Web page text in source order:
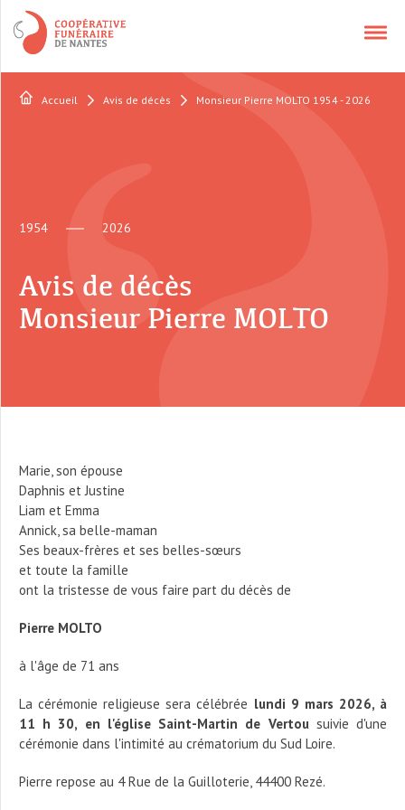
NOS SERVICES
CONTACT
QUI SOMMES-NOUS ?
Accueil Avis de décès Monsieur Pierre MOLTO 1954 - 2026
1954 2026
Avis de décès
Monsieur Pierre MOLTO
Marie, son épouse
Daphnis et Justine
Liam et Emma
Annick, sa belle-maman
Ses beaux-frères et ses belles-sœurs
et toute la famille
ont la tristesse de vous faire part du décès de
Pierre MOLTO
à l'âge de 71 ans
La cérémonie religieuse sera célébrée lundi 9 mars 2026, à
11 h 30, en l'église Saint-Martin de Vertou suivie d'une
cérémonie dans l'intimité au crématorium du Sud Loire.
Pierre repose au 4 Rue de la Guilloterie, 44400 Rezé.